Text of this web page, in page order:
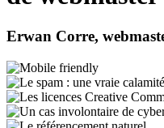
Erwan Corre,